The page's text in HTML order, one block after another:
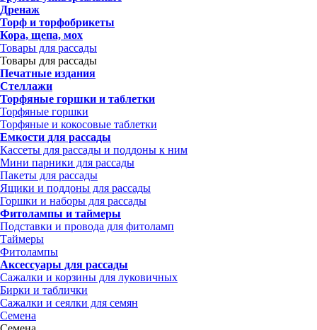
Дренаж
Торф и торфобрикеты
Кора, щепа, мох
Товары для рассады
Товары для рассады
Печатные издания
Стеллажи
Торфяные горшки и таблетки
Торфяные горшки
Торфяные и кокосовые таблетки
Емкости для рассады
Кассеты для рассады и поддоны к ним
Мини парники для рассады
Пакеты для рассады
Ящики и поддоны для рассады
Горшки и наборы для рассады
Фитолампы и таймеры
Подставки и провода для фитоламп
Таймеры
Фитолампы
Аксессуары для рассады
Сажалки и корзины для луковичных
Бирки и таблички
Сажалки и сеялки для семян
Семена